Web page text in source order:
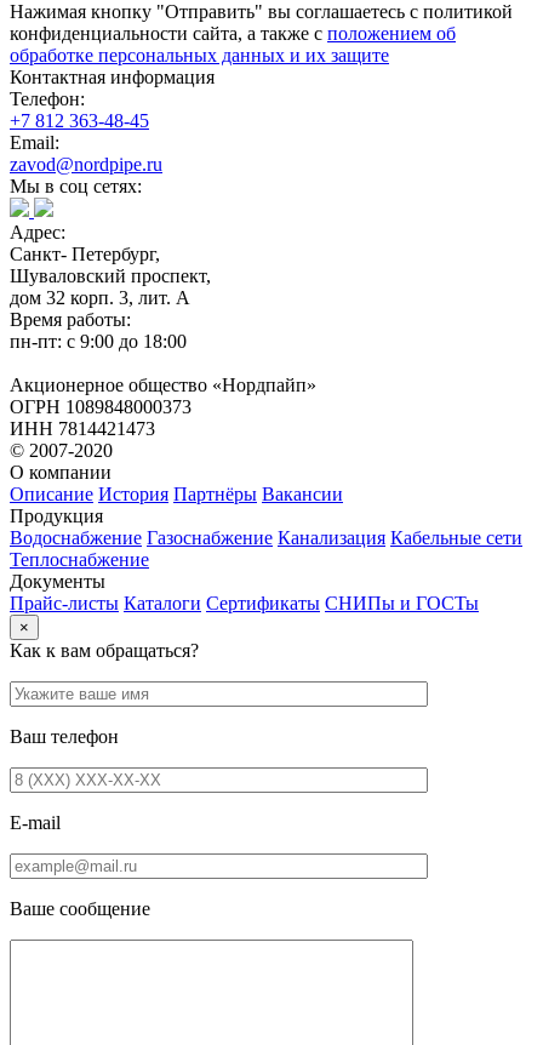
Нажимая кнопку "Отправить" вы соглашаетесь с политикой
конфиденциальности сайта, а также с положением об
обработке персональных данных и их защите
Контактная информация
Телефон:
+7 812 363-48-45
Email:
zavod@nordpipe.ru
Мы в соц сетях:
Адрес:
Санкт- Петербург,
Шуваловский проспект,
дом 32 корп. 3, лит. А
Время работы:
пн-пт: с 9:00 до 18:00
Акционерное общество «Нордпайп»
ОГРН 1089848000373
ИНН 7814421473
© 2007-2020
О компании
Описание История Партнёры Вакансии
Продукция
Водоснабжение Газоснабжение Канализация Кабельные сети
Теплоснабжение
Документы
Прайс-листы Каталоги Сертификаты СНИПы и ГОСТы
×
Как к вам обращаться?
Ваш телефон
E-mail
Ваше сообщение